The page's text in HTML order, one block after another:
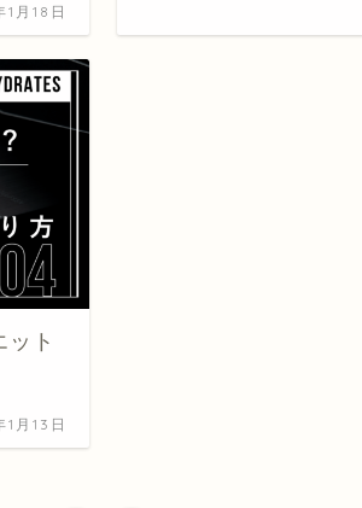
月18日
ト
月13日